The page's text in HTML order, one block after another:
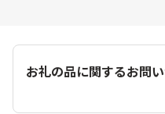
お礼の品に関するお問